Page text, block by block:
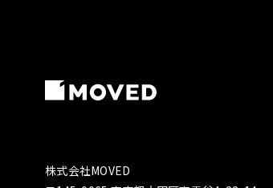
株式会社MOVED